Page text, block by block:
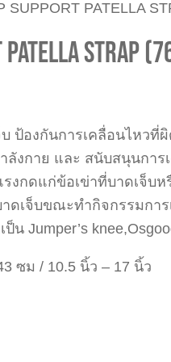
SUPPORT PATELLA
PATELLA STRAP
บ ป้องกันการเคลื่อนไหวที่
ลังกาย และ สนับสนุนการ
งกดแก่ข้อเข่าที่บาดเจ็บห
ดเจ็บขณะทำกิจกรรมการ
น Jumper’s
ซม / 10.5 นิ้ว – 17 นิ้ว